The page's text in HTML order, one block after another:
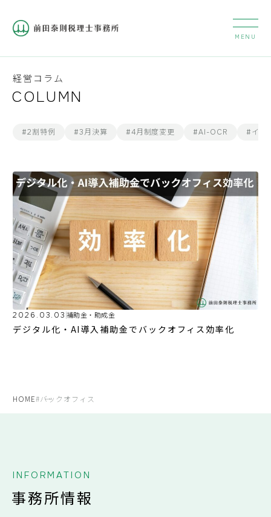
COLUMN
経営コラム
#2割特例 #3月決算 #4月制度変更 #AI-OCR #イン
2026.03.03 補助金・助成金
デジタル化・AI導入補助金でバックオフィス効率化
HOME#バックオフィス
INFORMATION
事務所情報